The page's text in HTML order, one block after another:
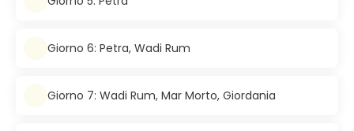
Giorno 6: Petra, Wadi Rum
Giorno 7: Wadi Rum, Mar Morto, Giordania